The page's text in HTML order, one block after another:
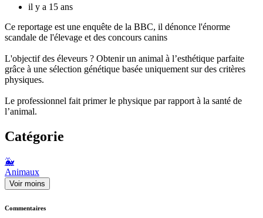
il y a 15 ans
Ce reportage est une enquête de la BBC, il dénonce l'énorme
scandale de l'élevage et des concours canins
L'objectif des éleveurs ? Obtenir un animal à l’esthétique parfaite
grâce à une sélection génétique basée uniquement sur des critères
physiques.
Le professionnel fait primer le physique par rapport à la santé de
l’animal.
Catégorie
🐳
Animaux
Voir moins
Commentaires